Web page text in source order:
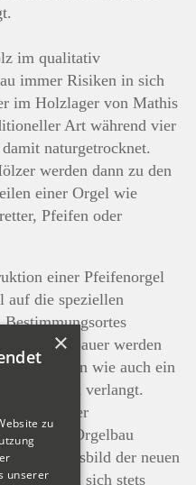
im qualitativ
immer Risiken in sich
im Holzlager von Mathis
Art während vier
naturgetrocknet.
werden dann zu den
einer Orgel wie
Pfeifen oder
einer Pfeifenorgel
auf die speziellen
Orgelbauer werden
Fähigkeiten wie auch ein
verlangt.
und der
Mathis Orgelbau
der neuen
Orgel soll sich stets
×
zu
unserer